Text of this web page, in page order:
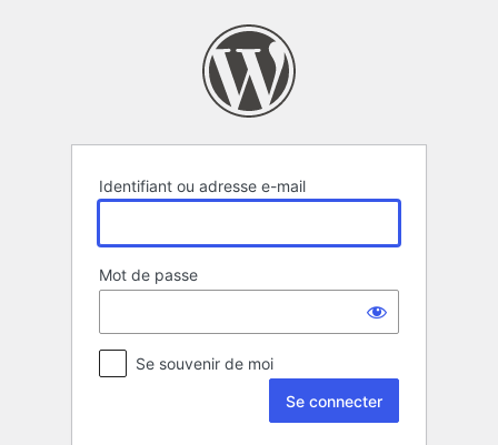
Identifiant ou adresse e-mail
Mot de passe
Se souvenir de moi